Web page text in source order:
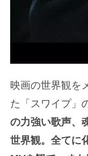
映画の世界観を
た「スワイプ」
の力強い歌声、
世界観。全てに